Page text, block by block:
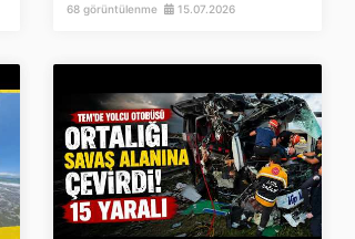
68 görüntülenme 15.07.2026